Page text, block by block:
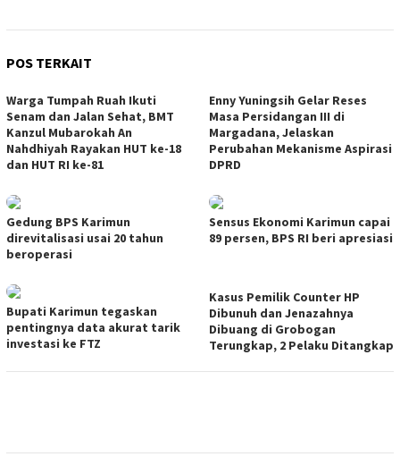
POS TERKAIT
Warga Tumpah Ruah Ikuti
Senam dan Jalan Sehat, BMT
Kanzul Mubarokah An
Nahdhiyah Rayakan HUT ke-18
dan HUT RI ke-81
Enny Yuningsih Gelar Reses
Masa Persidangan III di
Margadana, Jelaskan
Perubahan Mekanisme Aspirasi
DPRD
Gedung BPS Karimun
direvitalisasi usai 20 tahun
beroperasi
Sensus Ekonomi Karimun capai
89 persen, BPS RI beri apresiasi
Bupati Karimun tegaskan
pentingnya data akurat tarik
investasi ke FTZ
Kasus Pemilik Counter HP
Dibunuh dan Jenazahnya
Dibuang di Grobogan
Terungkap, 2 Pelaku Ditangkap